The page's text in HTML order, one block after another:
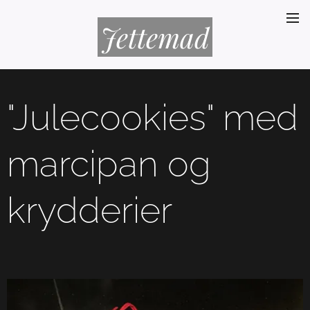
Jettemad
"Julecookies" med
marcipan og
krydderier